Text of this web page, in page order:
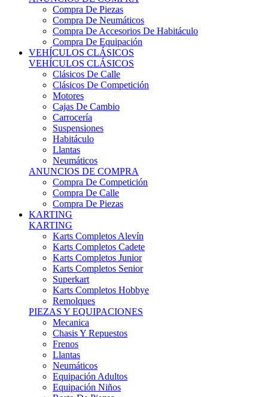
Compra De Neumáticos
Compra De Accesorios De Habitáculo
Compra De Equipación
VEHÍCULOS CLÁSICOS
VEHÍCULOS CLÁSICOS
Clásicos De Calle
Clásicos De Competición
Motores
Cajas De Cambio
Carrocería
Suspensiones
Habitáculo
Llantas
Neumáticos
ANUNCIOS DE COMPRA
Compra De Competición
Compra De Calle
Compra De Piezas
KARTING
KARTING
Karts Completos Alevín
Karts Completos Cadete
Karts Completos Junior
Karts Completos Senior
Superkart
Karts Completos Hobbye
Remolques
PIEZAS Y EQUIPACIONES
Mecanica
Chasis Y Repuestos
Frenos
Llantas
Neumáticos
Equipación Adultos
Equipación Niños
Resto De Piezas
ANUNCIOS DE COMPRA